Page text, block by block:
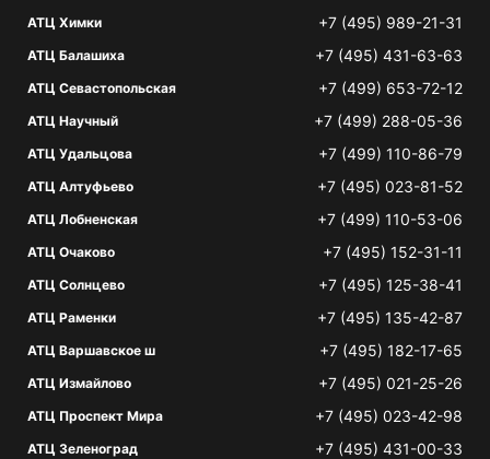
АТЦ Химки +7 (495) 989-21-31
АТЦ Балашиха +7 (495) 431-63-63
АТЦ Севастопольская +7 (499) 653-72-12
АТЦ Научный +7 (499) 288-05-36
АТЦ Удальцова +7 (499) 110-86-79
АТЦ Алтуфьево +7 (495) 023-81-52
АТЦ Лобненская +7 (499) 110-53-06
АТЦ Очаково +7 (495) 152-31-11
АТЦ Солнцево +7 (495) 125-38-41
АТЦ Раменки +7 (495) 135-42-87
АТЦ Варшавское ш +7 (495) 182-17-65
АТЦ Измайлово +7 (495) 021-25-26
АТЦ Проспект Мира +7 (495) 023-42-98
АТЦ Зеленоград +7 (495) 431-00-33